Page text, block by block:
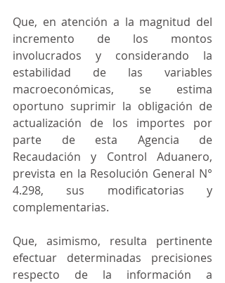
Que, en atención a la magnitud del
incremento de los montos
involucrados y considerando la
estabilidad de las variables
macroeconómicas, se estima
oportuno suprimir la obligación de
actualización de los importes por
parte de esta Agencia de
Recaudación y Control Aduanero,
prevista en la Resolución General N°
4.298, sus modificatorias y
complementarias.
Que, asimismo, resulta pertinente
efectuar determinadas precisiones
respecto de la información a